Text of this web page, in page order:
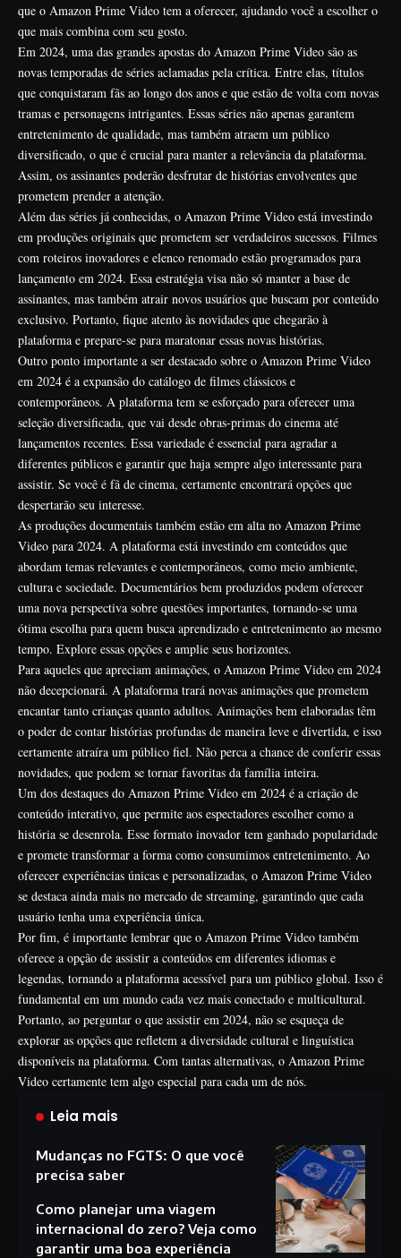
que o Amazon Prime Video tem a oferecer, ajudando você a escolher o
que mais combina com seu gosto.
Em 2024, uma das grandes apostas do Amazon Prime Video são as
novas temporadas de séries aclamadas pela crítica. Entre elas, títulos
que conquistaram fãs ao longo dos anos e que estão de volta com novas
tramas e personagens intrigantes. Essas séries não apenas garantem
entretenimento de qualidade, mas também atraem um público
diversificado, o que é crucial para manter a relevância da plataforma.
Assim, os assinantes poderão desfrutar de histórias envolventes que
prometem prender a atenção.
Além das séries já conhecidas, o Amazon Prime Video está investindo
em produções originais que prometem ser verdadeiros sucessos. Filmes
com roteiros inovadores e elenco renomado estão programados para
lançamento em 2024. Essa estratégia visa não só manter a base de
assinantes, mas também atrair novos usuários que buscam por conteúdo
exclusivo. Portanto, fique atento às novidades que chegarão à
plataforma e prepare-se para maratonar essas novas histórias.
Outro ponto importante a ser destacado sobre o Amazon Prime Video
em 2024 é a expansão do catálogo de filmes clássicos e
contemporâneos. A plataforma tem se esforçado para oferecer uma
seleção diversificada, que vai desde obras-primas do cinema até
lançamentos recentes. Essa variedade é essencial para agradar a
diferentes públicos e garantir que haja sempre algo interessante para
assistir. Se você é fã de cinema, certamente encontrará opções que
despertarão seu interesse.
As produções documentais também estão em alta no Amazon Prime
Video para 2024. A plataforma está investindo em conteúdos que
abordam temas relevantes e contemporâneos, como meio ambiente,
cultura e sociedade. Documentários bem produzidos podem oferecer
uma nova perspectiva sobre questões importantes, tornando-se uma
ótima escolha para quem busca aprendizado e entretenimento ao mesmo
tempo. Explore essas opções e amplie seus horizontes.
Para aqueles que apreciam animações, o Amazon Prime Video em 2024
não decepcionará. A plataforma trará novas animações que prometem
encantar tanto crianças quanto adultos. Animações bem elaboradas têm
o poder de contar histórias profundas de maneira leve e divertida, e isso
certamente atraíra um público fiel. Não perca a chance de conferir essas
novidades, que podem se tornar favoritas da família inteira.
Um dos destaques do Amazon Prime Video em 2024 é a criação de
conteúdo interativo, que permite aos espectadores escolher como a
história se desenrola. Esse formato inovador tem ganhado popularidade
e promete transformar a forma como consumimos entretenimento. Ao
oferecer experiências únicas e personalizadas, o Amazon Prime Video
se destaca ainda mais no mercado de streaming, garantindo que cada
usuário tenha uma experiência única.
Por fim, é importante lembrar que o Amazon Prime Video também
oferece a opção de assistir a conteúdos em diferentes idiomas e
legendas, tornando a plataforma acessível para um público global. Isso é
fundamental em um mundo cada vez mais conectado e multicultural.
Portanto, ao perguntar o que assistir em 2024, não se esqueça de
explorar as opções que refletem a diversidade cultural e linguística
disponíveis na plataforma. Com tantas alternativas, o Amazon Prime
Video certamente tem algo especial para cada um de nós.
Leia mais
Mudanças no FGTS: O que você
precisa saber
Como planejar uma viagem
internacional do zero? Veja como
garantir uma boa experiência